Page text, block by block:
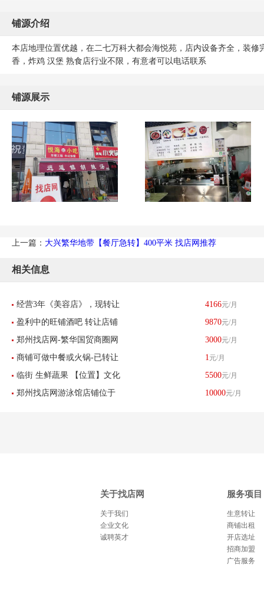
铺源介绍
本店地理位置优越，在二七万科大都会海悦苑，店内设备齐全，装
香，炸鸡 汉堡 熟食店行业不限，有意者可以电话联系
铺源展示
上一篇： 大兴繁华地带【餐厅急转】400平米 找店网推荐
相关信息
经营3年《美容店》，现转让 4166元/月
盈利中的旺铺酒吧 转让店铺
位于郑东新区 博学路
9870元/月
郑州找店网-繁华国贸商圈网
红风格美容美甲半永久服装
3000元/月
商铺可做中餐或火锅-已转让 1元/月
临街 生鲜蔬果 【位置】文化
北路体育路
5500元/月
郑州找店网游泳馆店铺位于 10000元/月
关于找店网
关于我们
企业文化
诚聘英才
服务项目
生意转让
商铺出租
开店选址
招商加盟
广告服务